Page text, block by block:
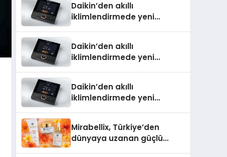
Daikin’den akıllı
iklimlendirmede yeni
Daikin’den akıllı
iklimlendirmede yeni
Daikin’den akıllı
iklimlendirmede yeni
Mirabellix, Türkiye’den
dünyaya uzanan güçlü